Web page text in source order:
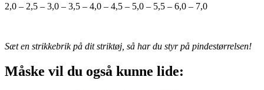
2,0 – 2,5 – 3,0 – 3,5 – 4,0 – 4,5 – 5,0 – 5,5 – 6,0 – 7,0
Sæt en strikkebrik på dit striktøj, så har du styr på pindestørrelsen!
Måske vil du også kunne lide: